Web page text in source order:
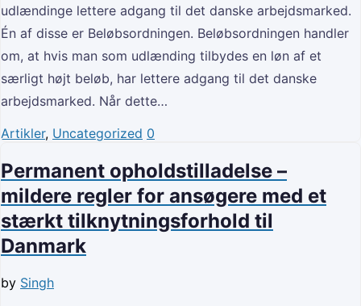
udlændinge lettere adgang til det danske arbejdsmarked.
Én af disse er Beløbsordningen. Beløbsordningen handler
om, at hvis man som udlænding tilbydes en løn af et
særligt højt beløb, har lettere adgang til det danske
arbejdsmarked. Når dette…
Artikler, Uncategorized 0
Permanent opholdstilladelse –
mildere regler for ansøgere med et
stærkt tilknytningsforhold til
Danmark
by Singh